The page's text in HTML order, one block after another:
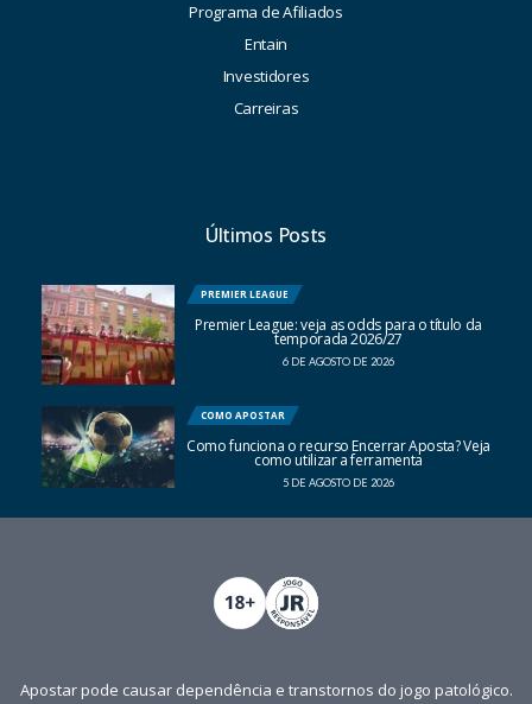
Programa de Afiliados
Entain
Investidores
Carreiras
Últimos Posts
PREMIER LEAGUE
Premier League: veja as odds para o título da
temporada 2026/27
6 DE AGOSTO DE 2026
COMO APOSTAR
Como funciona o recurso Encerrar Aposta? Veja
como utilizar a ferramenta
5 DE AGOSTO DE 2026
Apostar pode causar dependência e transtornos do jogo patológico.